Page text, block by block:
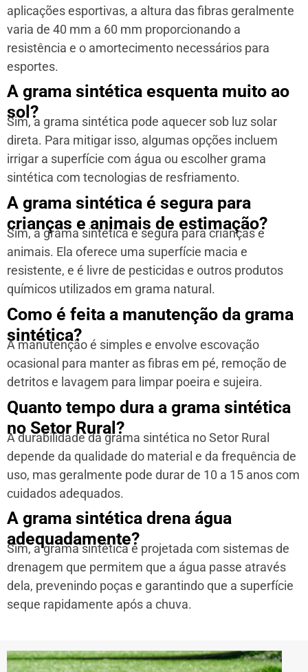
aplicações esportivas, a altura das fibras geralmente
varia de 40 mm a 60 mm proporcionando a
resistência e o amortecimento necessários para
esportes.
A grama sintética esquenta muito ao
sol?
Sim, a grama sintética pode aquecer sob luz solar
direta. Para mitigar isso, algumas opções incluem
irrigar a superfície com água ou escolher grama
sintética com tecnologias de resfriamento.
A grama sintética é segura para
crianças e animais de estimação?
Sim, a grama sintética é segura para crianças e
animais. Ela oferece uma superfície macia e
resistente, e é livre de pesticidas e outros produtos
químicos utilizados em grama natural.
Como é feita a manutenção da grama
sintética?
A manutenção é simples e envolve escovação
ocasional para manter as fibras em pé, remoção de
detritos e lavagem para limpar poeira e sujeira.
Quanto tempo dura a grama sintética
no Setor Rural?
A durabilidade da grama sintética no Setor Rural
depende da qualidade do material e da frequência de
uso, mas geralmente pode durar de 10 a 15 anos com
cuidados adequados.
A grama sintética drena água
adequadamente?
Sim, a grama sintética é projetada com sistemas de
drenagem que permitem que a água passe através
dela, prevenindo poças e garantindo que a superfície
seque rapidamente após a chuva.